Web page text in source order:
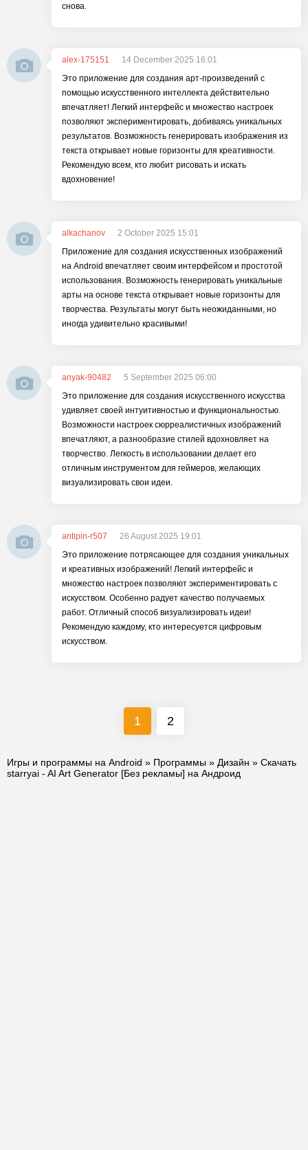
снова.
alex-175151
14 December 2025 16:01
Это приложение для создания арт-произведений с
помощью искусственного интеллекта действительно
впечатляет! Легкий интерфейс и множество настроек
позволяют экспериментировать, добиваясь уникальных
результатов. Возможность генерировать изображения из
текста открывает новые горизонты для креативности.
Рекомендую всем, кто любит рисовать и искать
вдохновение!
alkachanov
2 October 2025 15:01
Приложение для создания искусственных изображений
на Android впечатляет своим интерфейсом и простотой
использования. Возможность генерировать уникальные
арты на основе текста открывает новые горизонты для
творчества. Результаты могут быть неожиданными, но
иногда удивительно красивыми!
anyak-90482
5 September 2025 06:00
Это приложение для создания искусственного искусства
удивляет своей интуитивностью и функциональностью.
Возможности настроек сюрреалистичных изображений
впечатляют, а разнообразие стилей вдохновляет на
творчество. Легкость в использовании делает его
отличным инструментом для геймеров, желающих
визуализировать свои идеи.
antipin-r507
26 August 2025 19:01
Это приложение потрясающее для создания уникальных
и креативных изображений! Легкий интерфейс и
множество настроек позволяют экспериментировать с
искусством. Особенно радует качество получаемых
работ. Отличный способ визуализировать идеи!
Рекомендую каждому, кто интересуется цифровым
искусством.
1 2
Игры и программы на Android » Программы » Дизайн » Скачать
starryai - AI Art Generator [Без рекламы] на Андроид